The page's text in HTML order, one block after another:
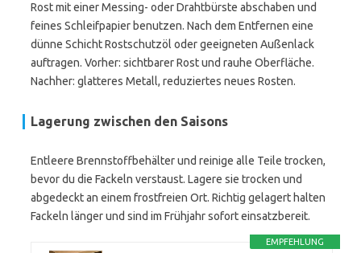
Rost mit einer Messing- oder Drahtbürste abschaben und
feines Schleifpapier benutzen. Nach dem Entfernen eine
dünne Schicht Rostschutzöl oder geeigneten Außenlack
auftragen. Vorher: sichtbarer Rost und rauhe Oberfläche.
Nachher: glatteres Metall, reduziertes neues Rosten.
Lagerung zwischen den Saisons
Entleere Brennstoffbehälter und reinige alle Teile trocken,
bevor du die Fackeln verstaust. Lagere sie trocken und
abgedeckt an einem frostfreien Ort. Richtig gelagert halten
Fackeln länger und sind im Frühjahr sofort einsatzbereit.
EMPFEHLUNG